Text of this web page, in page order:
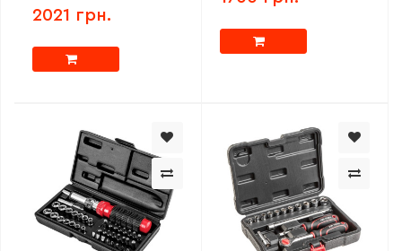
2021 грн.